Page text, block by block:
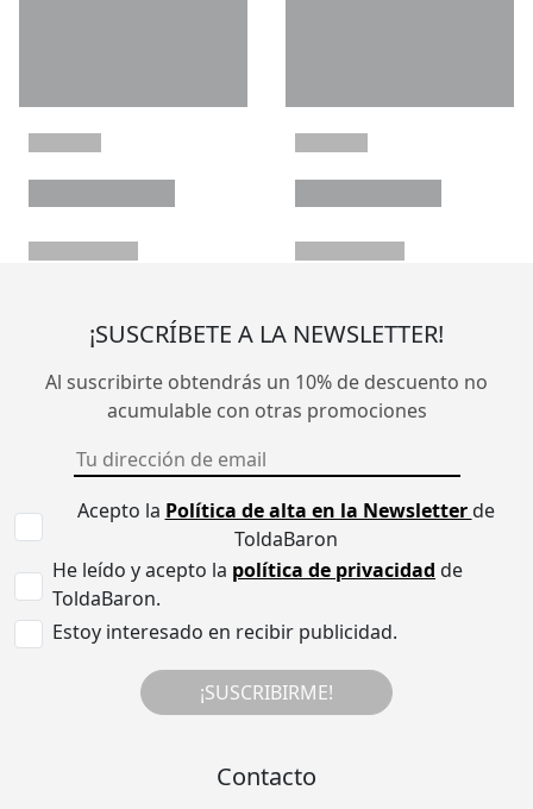
¡SUSCRÍBETE A LA NEWSLETTER!
Al suscribirte obtendrás un 10% de descuento no
acumulable con otras promociones
Acepto la Política de alta en la Newsletterde
ToldaBaron
He leído y acepto la política de privacidad de
ToldaBaron.
Estoy interesado en recibir publicidad.
¡SUSCRIBIRME!
Contacto